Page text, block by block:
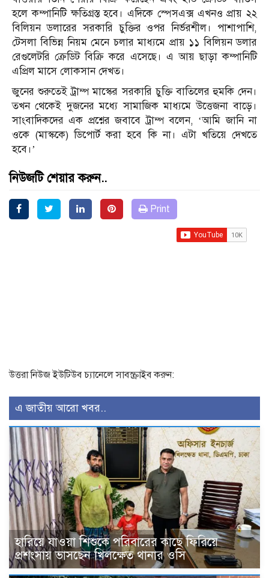
হলে কম্পানিটি ক্ষতিগ্রস্ত হবে। এদিকে স্পেসএক্স এখনও প্রায় ২২
বিলিয়ন ডলারের সরকারি চুক্তির ওপর নির্ভরশীল। পাশাপাশি,
টেসলা বিভিন্ন নিয়ম মেনে চলার মাধ্যমে প্রায় ১১ বিলিয়ন ডলার
রেগুলেটরি ক্রেডিট বিক্রি করে এসেছে। এ আয় ছাড়া কম্পানিটি
এপ্রিল মাসে লোকসান দেখত।
জুনের শুরুতেই ট্রাম্প মাস্কের সরকারি চুক্তি বাতিলের হুমকি দেন।
তখন থেকেই দুজনের মধ্যে সামাজিক মাধ্যমে উত্তেজনা বাড়ে।
সাংবাদিকদের এক প্রশ্নের জবাবে ট্রাম্প বলেন, ‘আমি জানি না
ওকে (মাস্ককে) ডিপোর্ট করা হবে কি না। এটা খতিয়ে দেখতে
হবে।’
নিউজটি শেয়ার করুন..
Print
উত্তরা নিউজ ইউটিউব চ্যানেলে সাবস্ক্রাইব করুন:
এ জাতীয় আরো খবর..
হারিয়ে যাওয়া শিশুকে পরিবারের কাছে ফিরিয়ে
প্রশংসায় ভাসছেন খিলক্ষেত থানার ওসি